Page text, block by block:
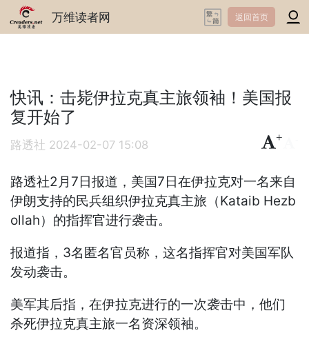
万维读者网 返回首页
快讯：击毙伊拉克真主旅领袖！美国报
复开始了
路透社 2024-02-07 15:08
+
路透社2月7日报道，美国7日在伊拉克对一名来自
伊朗支持的民兵组织伊拉克真主旅（Kataib Hezb
ollah）的指挥官进行袭击。
报道指，3名匿名官员称，这名指挥官对美国军队
发动袭击。
美军其后指，在伊拉克进行的一次袭击中，他们
杀死伊拉克真主旅一名资深领袖。